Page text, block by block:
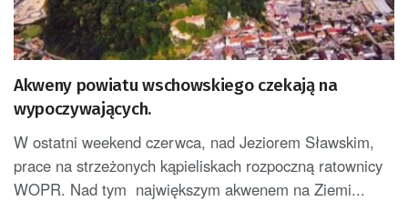
Akweny powiatu wschowskiego czekają na
wypoczywających.
W ostatni weekend czerwca, nad Jeziorem Sławskim,
prace na strzeżonych kąpieliskach rozpoczną ratownicy
WOPR. Nad tym największym akwenem na Ziemi...